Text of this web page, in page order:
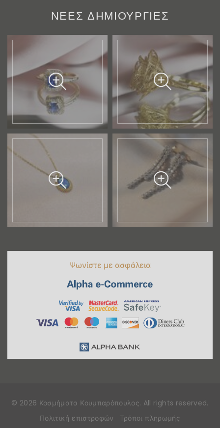
ΝΕΕΣ ΔΗΜΙΟΥΡΓΙΕΣ
Ψωνίστε με ασφάλεια
© 2026 Κοσμήματα Κουμπαρόπουλος. All rights reserved.
Πολιτική επιστροφών
Τρόποι πληρωμής